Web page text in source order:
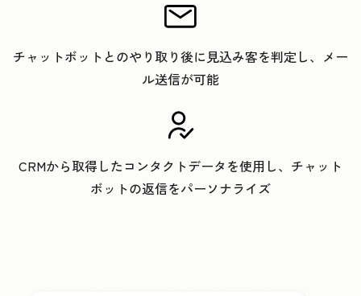
チャットボットとのやり取り後に見込み客を判定し、メー
ル送信が可能
CRMから取得したコンタクトデータを使用し、チャット
ボットの返信をパーソナライズ